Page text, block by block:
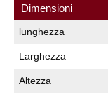
Dimensioni
lunghezza
Larghezza
Altezza